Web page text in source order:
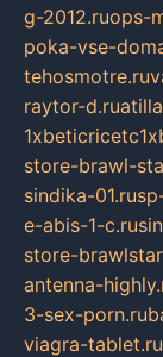
g-2012.ruops-
poka-vse-
tehosmotre.ru
raytor-d.ru
store-brawl-
sindika-01.ru
e-abis-1-c.ru
store-
antenna-
3-sex-porn.ru
viagra-tablet.ru